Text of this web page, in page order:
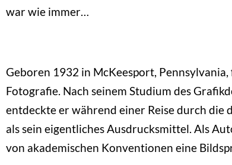
war wie immer…
Geboren 1932 in McKeesport,
Fotografie. Nach seinem Studium des
entdeckte er während einer Reise durch die
als sein eigentliches Ausdrucksmittel. Als
von akademischen Konventionen eine